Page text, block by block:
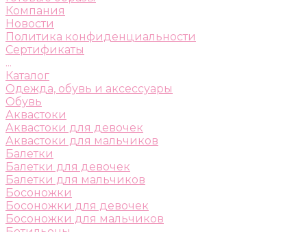
Компания
Новости
Политика конфиденциальности
Сертификаты
...
Каталог
Одежда, обувь и аксессуары
Обувь
Аквастоки
Аквастоки для девочек
Аквастоки для мальчиков
Балетки
Балетки для девочек
Балетки для мальчиков
Босоножки
Босоножки для девочек
Босоножки для мальчиков